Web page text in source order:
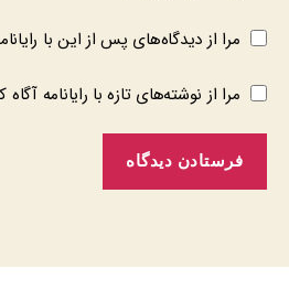
مرا از دیدگاه‌های پس از این با
مرا از نوشته‌های تازه با رایانامه